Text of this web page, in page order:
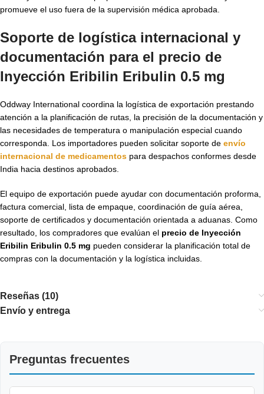
promueve el uso fuera de la supervisión médica aprobada.
Soporte de logística internacional y
documentación para el precio de
Inyección Eribilin Eribulin 0.5 mg
Oddway International coordina la logística de exportación prestando
atención a la planificación de rutas, la precisión de la documentación y
las necesidades de temperatura o manipulación especial cuando
corresponda. Los importadores pueden solicitar soporte de envío
internacional de medicamentos para despachos conformes desde
India hacia destinos aprobados.
El equipo de exportación puede ayudar con documentación proforma,
factura comercial, lista de empaque, coordinación de guía aérea,
soporte de certificados y documentación orientada a aduanas. Como
resultado, los compradores que evalúan el precio de Inyección
Eribilin Eribulin 0.5 mg pueden considerar la planificación total de
compras con la documentación y la logística incluidas.
Reseñas (10)
Envío y entrega
Preguntas frecuentes